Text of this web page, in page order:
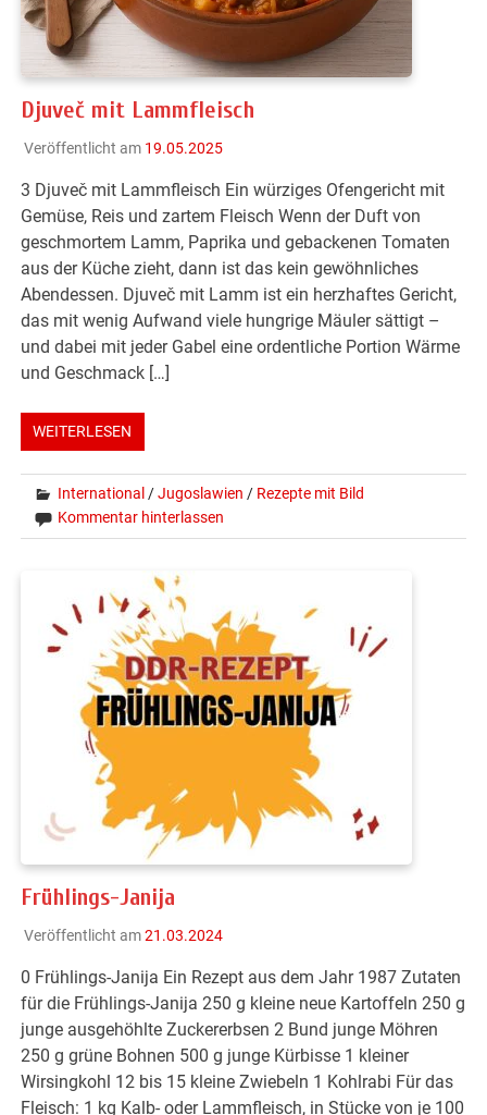
Djuveč mit Lammfleisch
Veröffentlicht am 19.05.2025
3 Djuveč mit Lammfleisch Ein würziges Ofengericht mit
Gemüse, Reis und zartem Fleisch Wenn der Duft von
geschmortem Lamm, Paprika und gebackenen Tomaten
aus der Küche zieht, dann ist das kein gewöhnliches
Abendessen. Djuveč mit Lamm ist ein herzhaftes Gericht,
das mit wenig Aufwand viele hungrige Mäuler sättigt –
und dabei mit jeder Gabel eine ordentliche Portion Wärme
und Geschmack […]
WEITERLESEN
International /Jugoslawien / Rezepte mit Bild
Kommentar hinterlassen
Frühlings-Janija
Veröffentlicht am21.03.2024
0 Frühlings-Janija Ein Rezept aus dem Jahr 1987 Zutaten
für die Frühlings-Janija 250 g kleine neue Kartoffeln 250 g
junge ausgehöhlte Zuckererbsen 2 Bund junge Möhren
250 g grüne Bohnen 500 g junge Kürbisse 1 kleiner
Wirsingkohl 12 bis 15 kleine Zwiebeln 1 Kohlrabi Für das
Fleisch: 1 kg Kalb- oder Lammfleisch, in Stücke von je 100